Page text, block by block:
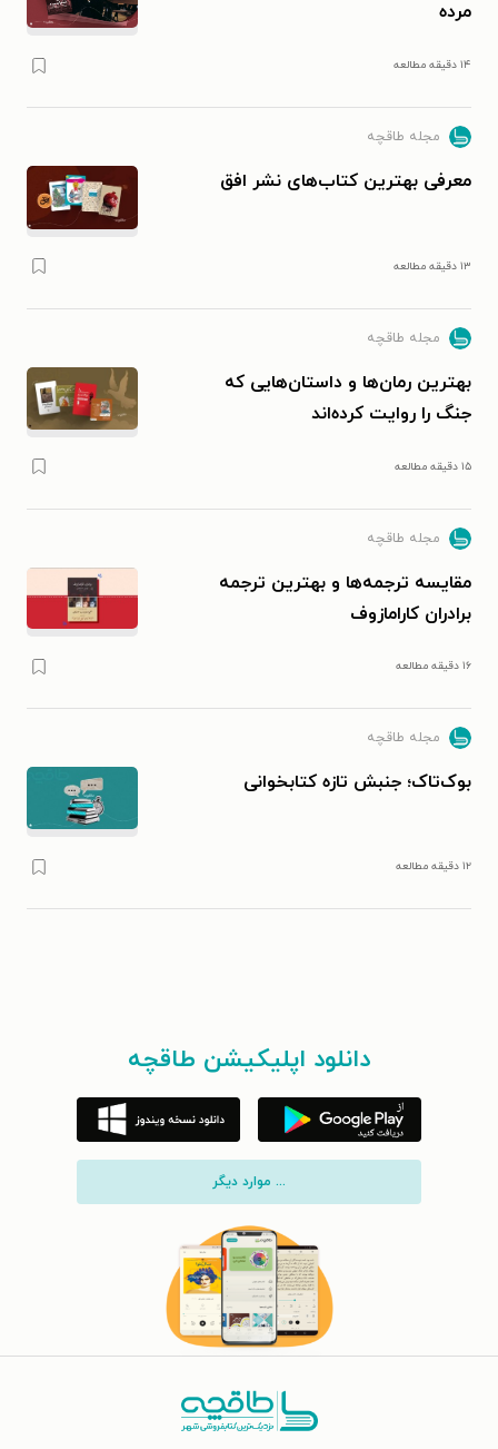
حوزه‌های مورد علاقه در مطالعه:
ادبیات داستانی و آثار کلاسیک
مرده
۱۴ دقیقه مطالعه
مجله طاقچه
معرفی بهترین کتاب‌های نشر افق
۱۳ دقیقه مطالعه
مجله طاقچه
بهترین رمان‌ها و داستان‌هایی که
جنگ را روایت کرده‌اند
۱۵ دقیقه مطالعه
مجله طاقچه
مقایسه ترجمه‌ها و بهترین ترجمه
برادران کارامازوف
۱۶ دقیقه مطالعه
مجله طاقچه
بوک‌تاک؛ جنبش تازه کتابخوانی
۱۲ دقیقه مطالعه
دانلود اپلیکیشن طاقچه
... موارد دیگر